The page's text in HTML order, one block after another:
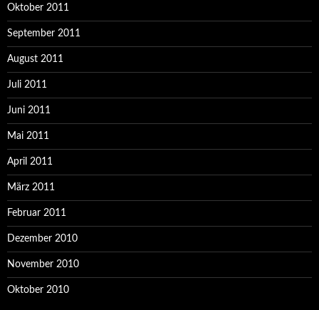
Oktober 2011
September 2011
August 2011
Juli 2011
Juni 2011
Mai 2011
April 2011
März 2011
Februar 2011
Dezember 2010
November 2010
Oktober 2010